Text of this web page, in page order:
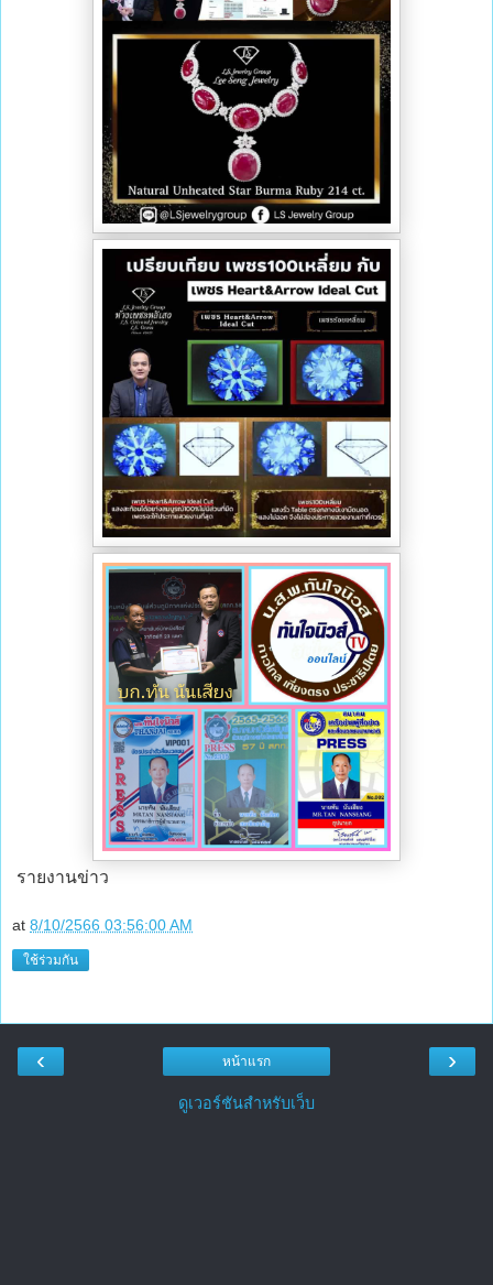
รายงานข่าว
at 8/10/2566 03:56:00 AM
ใช้ร่วมกัน
‹ ›
หน้าแรก
ดูเวอร์ชันสำหรับเว็บ